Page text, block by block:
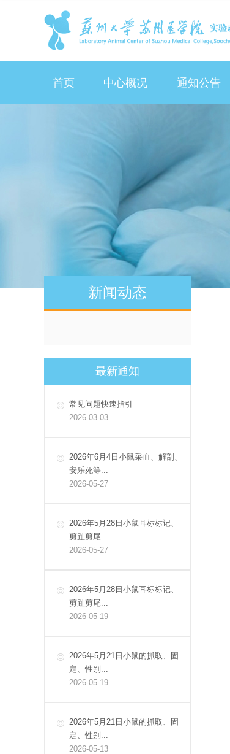
首页 中心概况 通知公告
新闻动态
最新通知
常见问题快速指引
2026-03-03
2026年6月4日小鼠采血、解剖、
安乐死等...
2026-05-27
2026年5月28日小鼠耳标标记、
剪趾剪尾...
2026-05-27
2026年5月28日小鼠耳标标记、
剪趾剪尾...
2026-05-19
2026年5月21日小鼠的抓取、固
定、性别...
2026-05-19
2026年5月21日小鼠的抓取、固
定、性别...
2026-05-13